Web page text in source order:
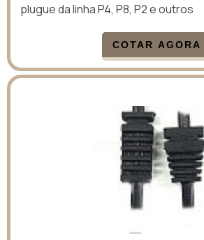
plugue da linha P4, P8, P2 e outros
COTAR AGORA